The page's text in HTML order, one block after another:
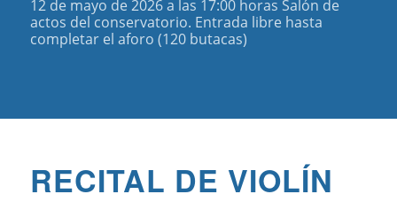
12 de mayo de 2026 a las 17:00 horas Salón de
actos del conservatorio. Entrada libre hasta
completar el aforo (120 butacas)
RECITAL DE VIOLÍN